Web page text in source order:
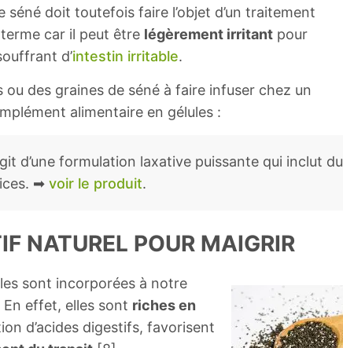
doit toutefois faire l’objet d’un traitement
car il peut être légèrement irritant pour
d’intestin irritable.
des graines de séné à faire infuser chez un
alimentaire en gélules :
d’une formulation laxative puissante qui inclut du
➡ voir le produit.
NATUREL POUR MAIGRIR
sont incorporées à notre
effet, elles sont riches en
d’acides digestifs, favorisent